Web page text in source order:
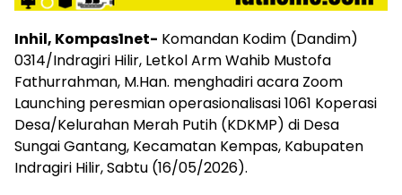
Inhil, Kompas1net- Komandan Kodim (Dandim)
0314/Indragiri Hilir, Letkol Arm Wahib Mustofa
Fathurrahman, M.Han. menghadiri acara Zoom
Launching peresmian operasionalisasi 1061 Koperasi
Desa/Kelurahan Merah Putih (KDKMP) di Desa
Sungai Gantang, Kecamatan Kempas, Kabupaten
Indragiri Hilir, Sabtu (16/05/2026).